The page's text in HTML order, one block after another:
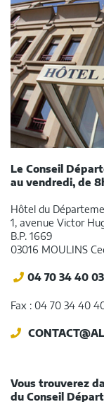
Le Conseil
au vendredi, de
Hôtel du
1, avenue Victor
B.P. 1669
03016 MOULINS
04 70 34 40 03
Fax : 04 70 34 40
Vous trouverez
du Conseil